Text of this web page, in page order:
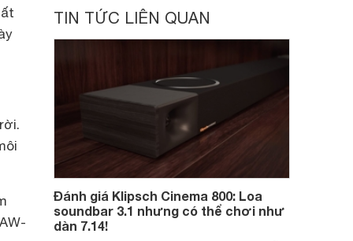
TIN TỨC LIÊN QUAN
Đánh giá Klipsch Cinema 800: Loa
soundbar 3.1 nhưng có thể chơi như
dàn 7.14!